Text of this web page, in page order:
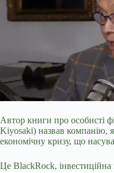
Автор книги про особисті
Kiyosaki) назвав компанію,
економічну кризу, що
Це BlackRock,